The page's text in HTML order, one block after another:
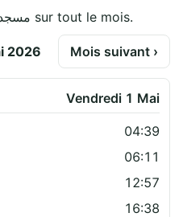
Horaires officiels de مسجد الكوثر sur tout le mois.
2026 Mois suivant ›
Vendredi 1 Mai
04:39
06:11
12:57
16:38